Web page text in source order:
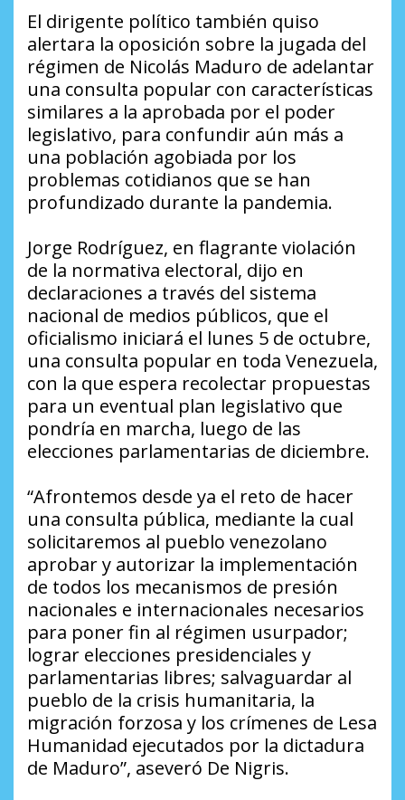
El dirigente político también quiso
alertara la oposición sobre la jugada del
régimen de Nicolás Maduro de adelantar
una consulta popular con características
similares a la aprobada por el poder
legislativo, para confundir aún más a
una población agobiada por los
problemas cotidianos que se han
profundizado durante la pandemia.
Jorge Rodríguez, en flagrante violación
de la normativa electoral, dijo en
declaraciones a través del sistema
nacional de medios públicos, que el
oficialismo iniciará el lunes 5 de octubre,
una consulta popular en toda Venezuela,
con la que espera recolectar propuestas
para un eventual plan legislativo que
pondría en marcha, luego de las
elecciones parlamentarias de diciembre.
“Afrontemos desde ya el reto de hacer
una consulta pública, mediante la cual
solicitaremos al pueblo venezolano
aprobar y autorizar la implementación
de todos los mecanismos de presión
nacionales e internacionales necesarios
para poner fin al régimen usurpador;
lograr elecciones presidenciales y
parlamentarias libres; salvaguardar al
pueblo de la crisis humanitaria, la
migración forzosa y los crímenes de Lesa
Humanidad ejecutados por la dictadura
de Maduro”, aseveró De Nigris.